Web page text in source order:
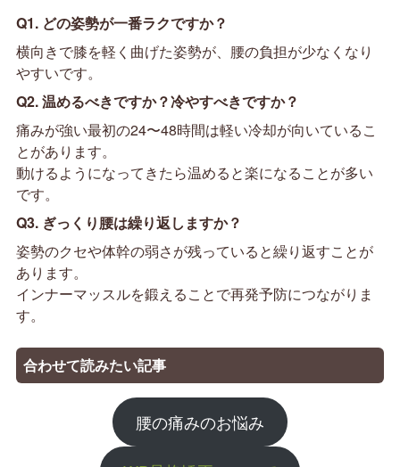
Q1. どの姿勢が一番ラクですか？
横向きで膝を軽く曲げた姿勢が、腰の負担が少なくなり
やすいです。
Q2. 温めるべきですか？冷やすべきですか？
痛みが強い最初の24〜48時間は軽い冷却が向いているこ
とがあります。
動けるようになってきたら温めると楽になることが多い
です。
Q3. ぎっくり腰は繰り返しますか？
姿勢のクセや体幹の弱さが残っていると繰り返すことが
あります。
インナーマッスルを鍛えることで再発予防につながりま
す。
合わせて読みたい記事
腰の痛みのお悩み